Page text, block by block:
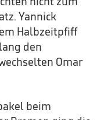
Yannick
Halbzeitpfiff
den
Omar
beim